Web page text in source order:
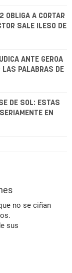
OBLIGA A CORTAR
SALE ILESO DE
ANTE GEROA
LAS PALABRAS DE
DE SOL: ESTAS
EN
no se ciñan
sus